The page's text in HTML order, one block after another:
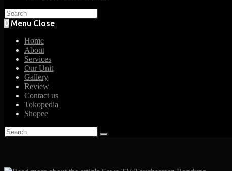
0 Menu Close
Home
About
Services
Our Unit
Gallery
Review
Contact us
Tokopedia
Shopee